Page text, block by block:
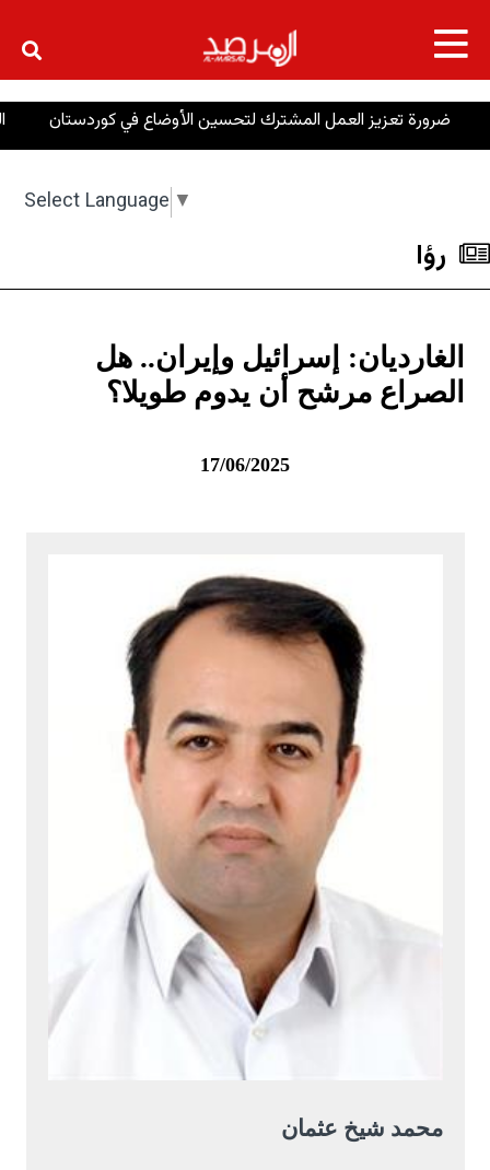
×
تعزيز العمل المشترك لتحسين الأوضاع في كوردستان التكاتف من
Select Language ▼
رؤا
الغارديان: إسرائيل وإيران.. هل
الصراع مرشح أن يدوم طويلا؟
17/06/2025
محمد شيخ عثمان